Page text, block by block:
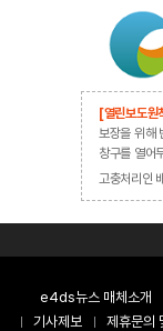
[열린보도원
보장을 위해
창구를 열어
고충처리
e4ds뉴스 매체소개
기사제보
제휴문의